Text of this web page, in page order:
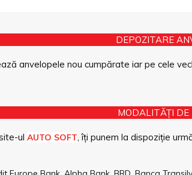
DEPOZITARE
anvelopele nou cumpărate iar pe cele
MODALITĂȚI
ul AUTO SOFT, îți punem la dispoziție